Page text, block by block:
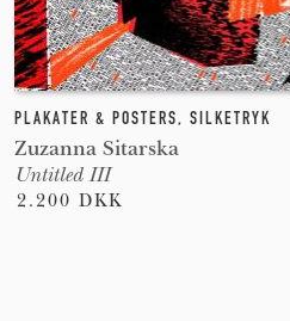
PLAKATER & POSTERS, SILKETRYK
Zuzanna Sitarska
Untitled III
2.200 DKK